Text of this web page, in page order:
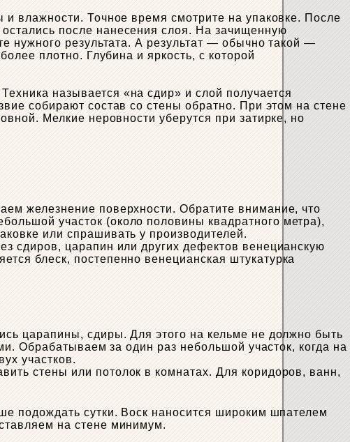
влажности. Точное время смотрите на упаковке. После
после нанесения слоя. На зачищенную
нужного результата. А результат — обычно такой —
плотно. Глубина и яркость, с которой
называется «на сдир» и слой получается
собирают состав со стены обратно. При этом на стене
Мелкие неровности уберутся при затирке, но
железнение поверхности. Обратите внимание, что
участок (около половины квадратного метра),
или спрашивать у производителей.
сдиров, царапин или других дефектов венецианскую
блеск, постепенно венецианская штукатурка
царапины, сдиры. Для этого на кельме не должно быть
Обрабатываем за один раз небольшой участок, когда на
участков.
стены или потолок в комнатах. Для коридоров, ванн,
подождать сутки. Воск наносится широким шпателем
на стене минимум.